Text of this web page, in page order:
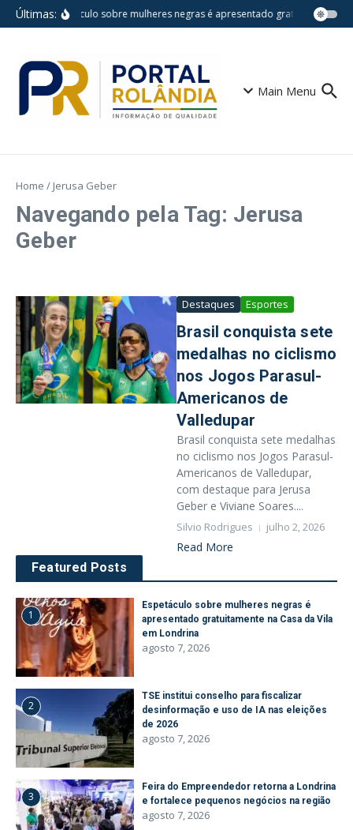
Ir para o conteúdo
Últimas:Espetáculo sobre mulheres negras é apresentado gratuitamente na
Main Menu
Home / Jerusa Geber
Navegando pela Tag: Jerusa
Geber
Destaques Esportes
Brasil conquista sete
medalhas no ciclismo
nos Jogos Parasul-
Americanos de
Valledupar
Brasil conquista sete medalhas
no ciclismo nos Jogos Parasul-
Americanos de Valledupar,
com destaque para Jerusa
Geber e Viviane Soares....
Silvio Rodrigues julho 2, 2026
Read More
Featured Posts
1
Espetáculo sobre mulheres negras é
apresentado gratuitamente na Casa da Vila
em Londrina
agosto 7, 2026
2
TSE institui conselho para fiscalizar
desinformação e uso de IA nas eleições
de 2026
agosto 7, 2026
3
Feira do Empreendedor retorna a Londrina
e fortalece pequenos negócios na região
agosto 7, 2026